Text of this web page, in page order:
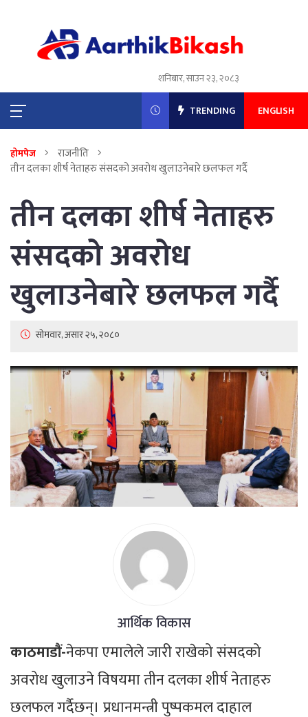
शनिबार, साउन २३, २०८३
TRENDING ENGLISH
होमपेज
राजनीति
तीन दलका शीर्ष नेताहरु संसदको अवरोध खुलाउनेबारे छलफल गर्दै
तीन दलका शीर्ष नेताहरु
संसदको अवरोध
खुलाउनेबारे छलफल गर्दै
सोमवार, असार २५, २०८०
आर्थिक विकास
काठमाडौं-नेकपा एमालेले जारी राखेको संसदको
अवरोध खुलाउने विषयमा तीन दलका शीर्ष नेताहरु
छलफल गर्दैछन्। प्रधानमन्त्री पुष्पकमल दाहाल